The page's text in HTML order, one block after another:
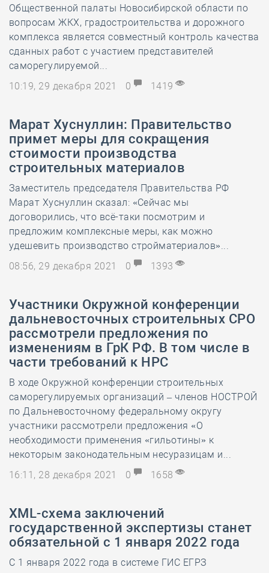
Общественной палаты Новосибирской области по
вопросам ЖКХ, градостроительства и дорожного
комплекса является совместный контроль качества
сданных работ с участием представителей
саморегулируемой...
10:19, 29 декабря 2021
0 1419
Марат Хуснуллин: Правительство
примет меры для сокращения
стоимости производства
строительных материалов
Заместитель председателя Правительства РФ
Марат Хуснуллин сказал: «Сейчас мы
договорились, что всё-таки посмотрим и
предложим комплексные меры, как можно
удешевить производство стройматериалов»...
08:56, 29 декабря 2021
0 1393
Участники Окружной конференции
дальневосточных строительных СРО
рассмотрели предложения по
изменениям в ГрК РФ. В том числе в
части требований к НРС
В ходе Окружной конференции строительных
саморегулируемых организаций – членов НОСТРОЙ
по Дальневосточному федеральному округу
участники рассмотрели предложения «О
необходимости применения «гильотины» к
некоторым законодательным несуразицам и...
16:11, 28 декабря 2021
0 1658
ХML-схема заключений
государственной экспертизы станет
обязательной с 1 января 2022 года
С 1 января 2022 года в системе ГИС ЕГРЗ